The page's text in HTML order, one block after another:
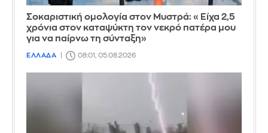
Σοκαριστική ομολογία στον Μυστρά: «Είχα 2,5
χρόνια στον καταψύκτη τον νεκρό πατέρα μου
για να παίρνω τη σύνταξη»
ΕΛΛΑΔΑ 08:01, 05.08.2026